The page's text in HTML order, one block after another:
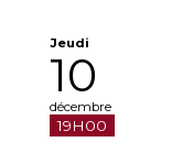
Jeudi
10
décembre
19H00